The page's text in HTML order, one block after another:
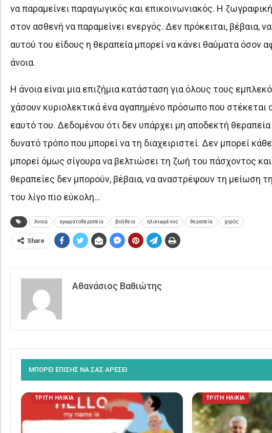
να παραμείνει παραγωγικός και επικοινωνιακός. Η
στον ασθενή να παραμείνει ενεργός. Δεν πρόκειται,
αυτού του είδους η θεραπεία μπορεί να κάνει θαύματα
άνοια.
Η άνοια είναι μια επιζήμια κατάσταση για όλους τους
χάσουν κυριολεκτικά ένα αγαπημένο πρόσωπο που
εαυτό του. Δεδομένου ότι δεν υπάρχει μη αποδεκτή
δυνατό τρόπο που μπορεί να τη διαχειριστεί. Δεν μπορεί
μπορεί όμως σίγουρα να βελτιώσει τη ζωή του πάσχοντος
θεραπείες δεν μπορούν, βέβαια, να αναστρέψουν τη μείωση
του λίγο πιο εύκολη…
Ανοια αρωματοθεραπεία βοήθεια ηλικιωμένος θεραπεία χορός
Share
Αθανάσιος Βαθιώτης
ΜΠΟΡΕΙ ΕΠΙΣΗΣ ΝΑ ΣΑΣ ΑΡΕΣΕΙ
ΤΡΙΤΗ ΗΛΙΚΙΑ ΤΡΙΤΗ ΗΛΙΚΙΑ